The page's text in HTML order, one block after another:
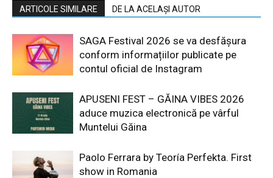
ARTICOLE SIMILARE DE LA ACELAȘI AUTOR
SAGA Festival 2026 se va desfășura
conform informațiilor publicate pe
contul oficial de Instagram
APUSENI FEST – GĂINA VIBES 2026
aduce muzica electronică pe vârful
Muntelui Găina
Paolo Ferrara by Teoría Perfekta. First
show in Romania